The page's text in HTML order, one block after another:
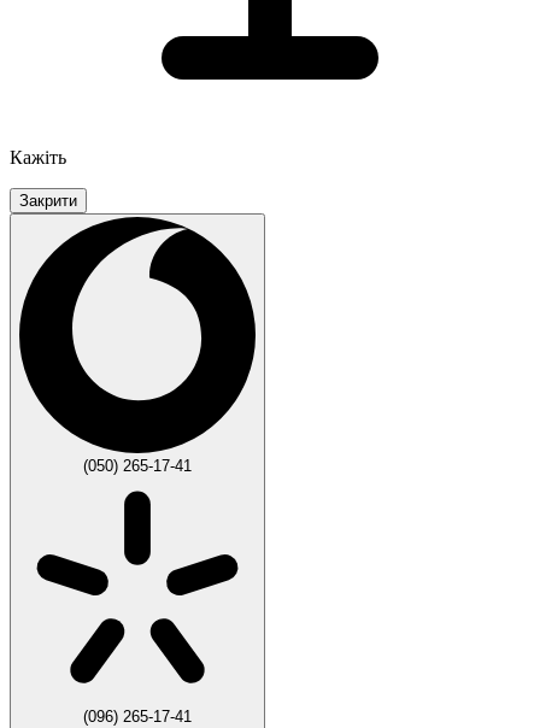
Кажіть
Закрити
(050) 265-17-41
(096) 265-17-41